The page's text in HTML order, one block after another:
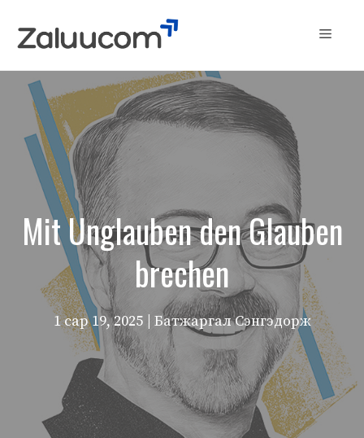
Menu
Mit Unglauben den Glauben
brechen
1 сар 19, 2025 | Батжаргал Сэнгэдорж